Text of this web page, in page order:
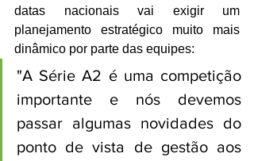
datas nacionais vai exigir um
planejamento estratégico muito mais
dinâmico por parte das equipes:
"A Série A2 é uma competição
importante e nós devemos
passar algumas novidades do
ponto de vista de gestão aos